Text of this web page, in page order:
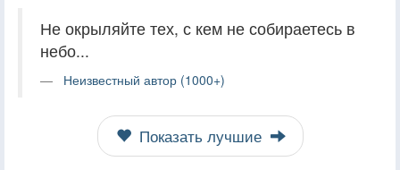
Не окрыляйте тех, с кем не собираетесь в
небо...
Неизвестный автор (1000+)
Показать лучшие